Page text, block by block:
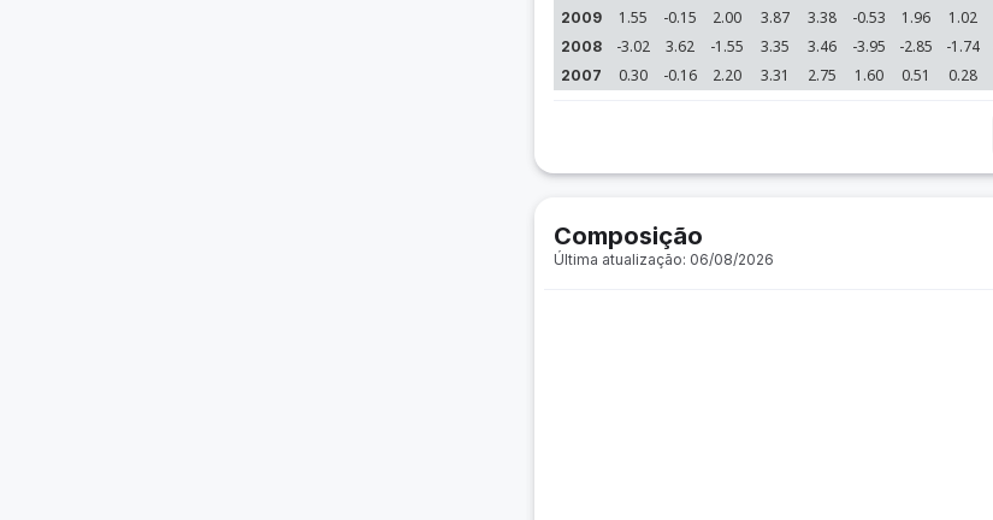
2009 1.55 -0.15 2.00 3.87 3.38 -0.53 1.96 1.02
2008 -3.02 3.62 -1.55 3.35 3.46 -3.95 -2.85 -1.74
2007 0.30 -0.16 2.20 3.31 2.75 1.60 0.51 0.28
Composição
Última atualização: 06/08/2026